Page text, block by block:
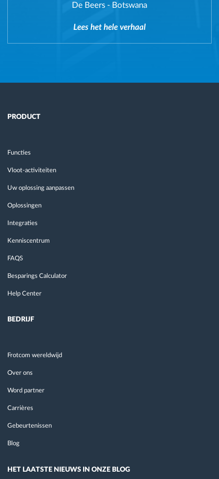
De Beers - Botswana
Lees het hele verhaal
PRODUCT
Functies
Vloot-activiteiten
Uw oplossing aanpassen
Oplossingen
Integraties
Kenniscentrum
FAQS
Besparings Calculator
Help Center
BEDRIJF
Frotcom wereldwijd
Over ons
Word partner
Carrières
Gebeurtenissen
Blog
HET LAATSTE NIEUWS IN ONZE BLOG